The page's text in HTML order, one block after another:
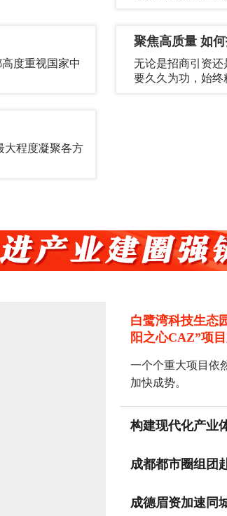
度重视国家中
聚焦高质量 如
无论是招商引资
要久久为功，始终
大程度凝聚各方
白鹭湾科技生态
阳之心CAZ”项
一个个重大项目依
加快成势。
构建现代化产业
升城市整体功能。
成都都市圈组团
增长3.6%，高于全
成德眉资加速同